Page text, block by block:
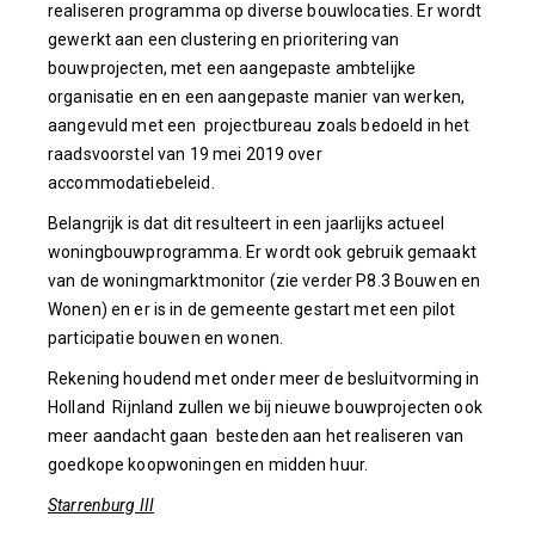
realiseren programma op diverse bouwlocaties. Er wordt
gewerkt aan een clustering en prioritering van
bouwprojecten, met een aangepaste ambtelijke
organisatie en en een aangepaste manier van werken,
aangevuld met een projectbureau zoals bedoeld in het
raadsvoorstel van 19 mei 2019 over
accommodatiebeleid.
Belangrijk is dat dit resulteert in een jaarlijks actueel
woningbouwprogramma. Er wordt ook gebruik gemaakt
van de woningmarktmonitor (zie verder P8.3 Bouwen en
Wonen) en er is in de gemeente gestart met een pilot
participatie bouwen en wonen.
Rekening houdend met onder meer de besluitvorming in
Holland Rijnland zullen we bij nieuwe bouwprojecten ook
meer aandacht gaan besteden aan het realiseren van
goedkope koopwoningen en midden huur.
Starrenburg III